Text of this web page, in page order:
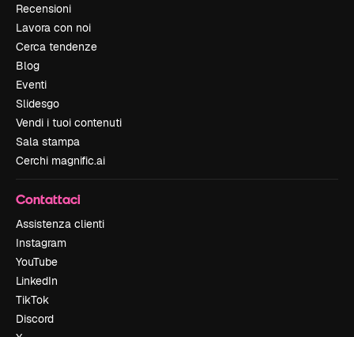
Recensioni
Lavora con noi
Cerca tendenze
Blog
Eventi
Slidesgo
Vendi i tuoi contenuti
Sala stampa
Cerchi magnific.ai
Contattaci
Assistenza clienti
Instagram
YouTube
LinkedIn
TikTok
Discord